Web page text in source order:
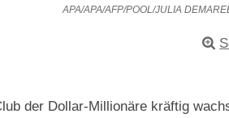
APA/APA/AFP/POOL/JULIA
der Dollar-Millionäre kräftig